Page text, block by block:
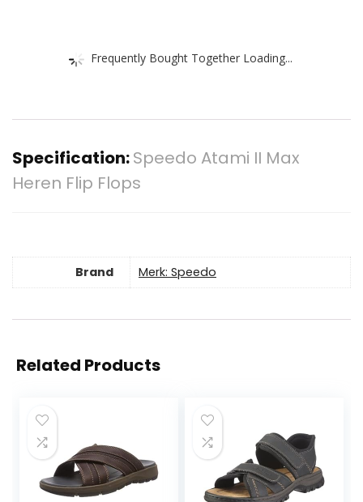
Frequently Bought Together Loading...
Specification:Speedo Atami II Max
Heren Flip Flops
Brand Merk: Speedo
Related Products